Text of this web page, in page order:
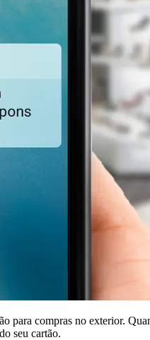
para compras no exterior.
seu cartão.